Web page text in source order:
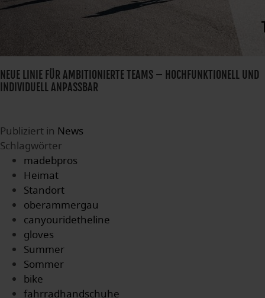
NEUE LINIE FÜR AMBITIONIERTE TEAMS – HOCHFUNKTIONELL UND
INDIVIDUELL ANPASSBAR
Publiziert in News
Schlagwörter
madebpros
Heimat
Standort
oberammergau
canyouridetheline
gloves
Summer
Sommer
bike
fahrradhandschuhe